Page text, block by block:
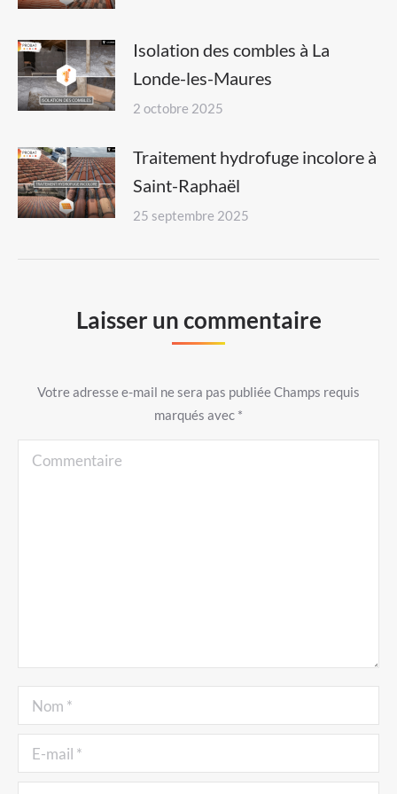
Isolation des combles à La
Londe-les-Maures
2 octobre 2025
Traitement hydrofuge incolore à
Saint-Raphaël
25 septembre 2025
Laisser un commentaire
Votre adresse e-mail ne sera pas publiée Champs requis
marqués avec *
Commentaire
Nom *
E-mail *